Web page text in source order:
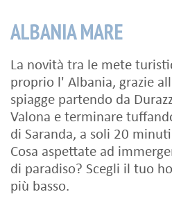
ALBANIA MARE
La novità tra le mete
proprio l' Albania, grazie
spiagge partendo da
Valona e terminare
di Saranda, a soli 20
Cosa aspettate ad
di paradiso? Scegli il tuo
più basso.